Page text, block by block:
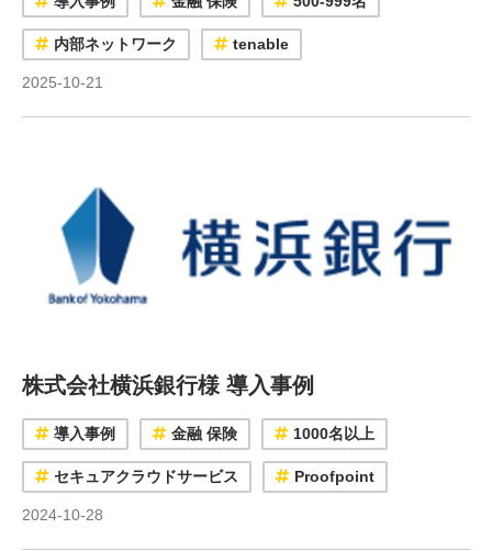
内部ネットワーク tenable
2025-10-21
株式会社横浜銀行様 導入事例
導入事例 金融 保険 1000名以上
セキュアクラウドサービス Proofpoint
2024-10-28